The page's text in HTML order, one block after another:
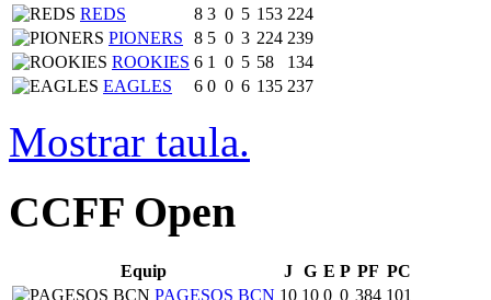
REDS
8 3 0 5 153 224
PIONERS
8 5 0 3 224 239
ROOKIES 6 1 0 5 58
134
EAGLES
6 0 0 6 135 237
Mostrar taula.
CCFF Open
Equip J G E P PF PC
PAGESOS BCN 10 10 0 0 384 101